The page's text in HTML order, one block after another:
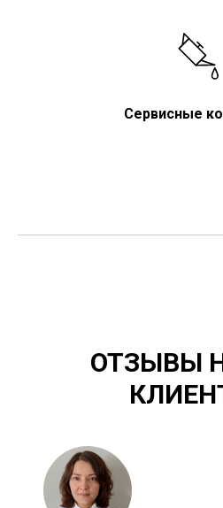
Сервисные
ОТЗЫВЫ